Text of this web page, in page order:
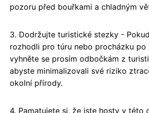
pozoru před bouřkami a chladným
3. Dodržujte turistické stezky -
rozhodli pro túru nebo procházku po
vyhněte se prosím odbočkám z
abyste minimalizovali své riziko
okolní přírody.
4. Pamatujete si, že jste hosty v této